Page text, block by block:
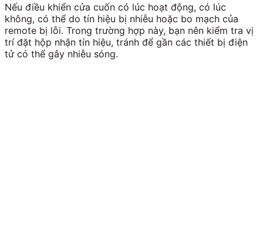
Nếu điều khiển cửa cuốn có lúc hoạt động, có lúc
không, có thể do tín hiệu bị nhiễu hoặc bo mạch của
remote bị lỗi. Trong trường hợp này, bạn nên kiểm tra vị
trí đặt hộp nhận tín hiệu, tránh để gần các thiết bị điện
tử có thể gây nhiễu sóng.